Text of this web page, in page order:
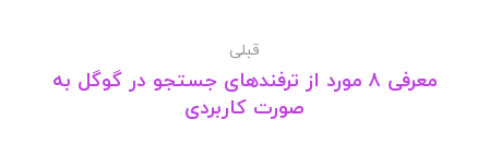
قبلی
معرفی ۸ مورد از ترفندهای جستجو در گوگل به
صورت کاربردی